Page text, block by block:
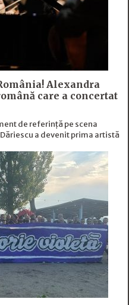
Alexandra
care a concertat
de referință pe scena
a devenit prima artistă